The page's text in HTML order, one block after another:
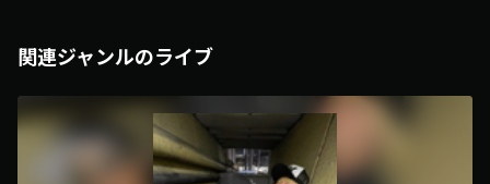
関連ジャンルのライブ